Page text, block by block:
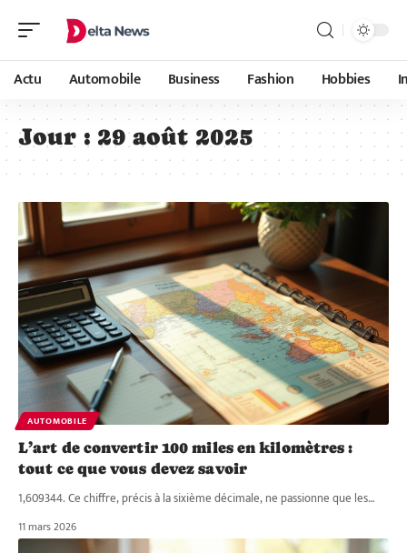
Actu Automobile Business Fashion Hobbies
Jour : 29 août 2025
AUTOMOBILE
L’art de convertir 100 miles en kilomètres :
tout ce que vous devez savoir
1,609344. Ce chiffre, précis à la sixième décimale, ne passionne que les…
11 mars 2026